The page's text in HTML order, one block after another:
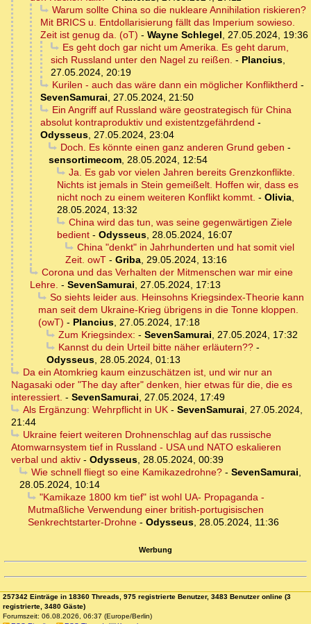
Warum sollte China so die nukleare Annihilation riskieren?
Mit BRICS u. Entdollarisierung fällt das Imperium sowieso.
Zeit ist genug da. (oT) - Wayne Schlegel, 27.05.2024, 19:36
Es geht doch gar nicht um Amerika. Es geht darum,
sich Russland unter den Nagel zu reißen. - Plancius,
27.05.2024, 20:19
Kurilen - auch das wäre dann ein möglicher Konfliktherd -
SevenSamurai, 27.05.2024, 21:50
Ein Angriff auf Russland wäre geostrategisch für China
absolut kontraproduktiv und existentzgefährdend -
Odysseus, 27.05.2024, 23:04
Doch. Es könnte einen ganz anderen Grund geben -
sensortimecom, 28.05.2024, 12:54
Ja. Es gab vor vielen Jahren bereits Grenzkonflikte.
Nichts ist jemals in Stein gemeißelt. Hoffen wir, dass es
nicht noch zu einem weiteren Konflikt kommt. - Olivia,
28.05.2024, 13:32
China wird das tun, was seine gegenwärtigen Ziele
bedient - Odysseus, 28.05.2024, 16:07
China "denkt" in Jahrhunderten und hat somit viel
Zeit. owT - Griba, 29.05.2024, 13:16
Corona und das Verhalten der Mitmenschen war mir eine
Lehre. - SevenSamurai, 27.05.2024, 17:13
So siehts leider aus. Heinsohns Kriegsindex-Theorie kann
man seit dem Ukraine-Krieg übrigens in die Tonne kloppen.
(owT) - Plancius, 27.05.2024, 17:18
Zum Kriegsindex: - SevenSamurai, 27.05.2024, 17:32
Kannst du dein Urteil bitte näher erläutern??-
Odysseus, 28.05.2024, 01:13
Da ein Atomkrieg kaum einzuschätzen ist, und wir nur an
Nagasaki oder "The day after" denken, hier etwas für die, die es
interessiert. - SevenSamurai, 27.05.2024, 17:49
Als Ergänzung: Wehrpflicht in UK- SevenSamurai, 27.05.2024,
21:44
Ukraine feiert weiteren Drohnenschlag auf das russische
Atomwarnsystem tief in Russland - USA und NATO eskalieren
verbal und aktiv - Odysseus, 28.05.2024, 00:39
Wie schnell fliegt so eine Kamikazedrohne?- SevenSamurai,
28.05.2024, 10:14
"Kamikaze 1800 km tief" ist wohl UA- Propaganda -
Mutmaßliche Verwendung einer british-portugisischen
Senkrechtstarter-Drohne - Odysseus, 28.05.2024, 11:36
Werbung
257342 Einträge in 18360 Threads, 975 registrierte Benutzer, 3483 Benutzer online (3
registrierte, 3480 Gäste)
Forumszeit: 06.08.2026, 06:37 (Europe/Berlin)